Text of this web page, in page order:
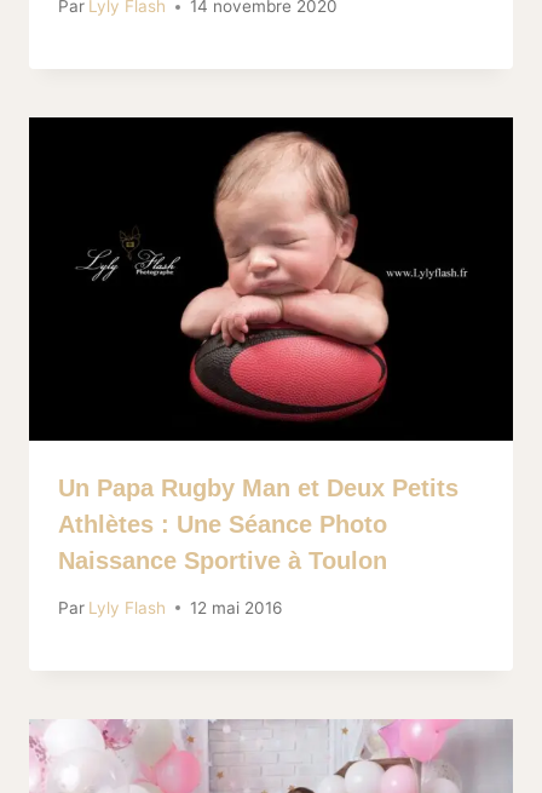
Par Lyly Flash 14 novembre 2020
Un Papa Rugby Man et Deux Petits
Athlètes : Une Séance Photo
Naissance Sportive à Toulon
Par Lyly Flash 12 mai 2016